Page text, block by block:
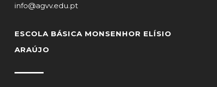
info@agvv.edu.pt
ESCOLA BÁSICA MONSENHOR ELÍSIO
ARAÚJO